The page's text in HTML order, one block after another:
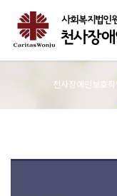
천사장애인보호